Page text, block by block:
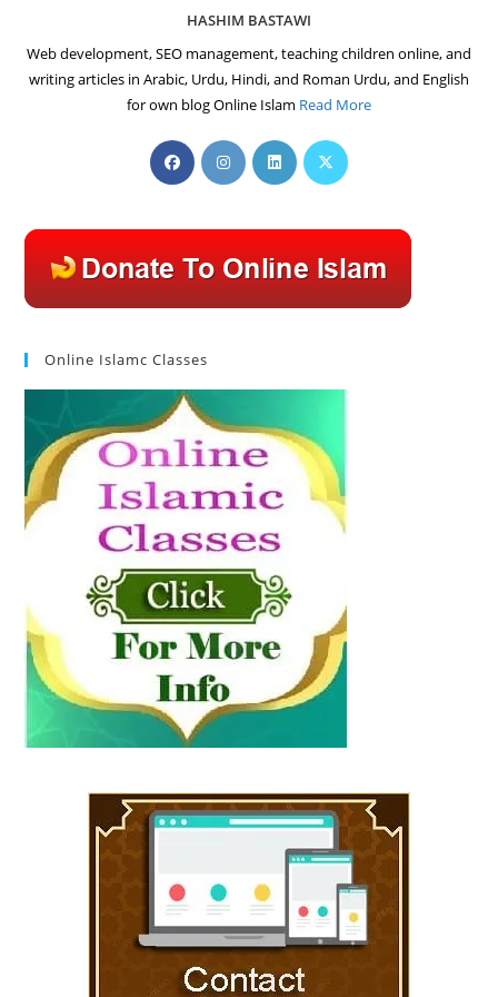
HASHIM BASTAWI
Web development, SEO management, teaching children online, and
writing articles in Arabic, Urdu, Hindi, and Roman Urdu, and English
for own blog Online Islam Read More
Opens
in
new
tab
Opens
in
new
tab
Opens
in
new
tab
Opens
new
tab
Online Islamc Classes